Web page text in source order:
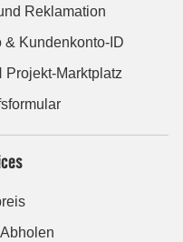
Reklamation
& Kundenkonto-ID
Projekt-Marktplatz